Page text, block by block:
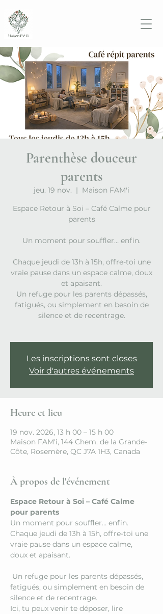
Parenthèse douceur
parents
jeu. 19 nov.
  |
Maison FAM'i
Espace Retour à Soi – Café Calme pour
parents
Un moment pour souffler… enfin.
Chaque jeudi de 13h à 15h, offre-toi une
vraie pause dans un espace calme, doux
et apaisant.
Un refuge pour les parents dépassés,
fatigués, ou simplement en besoin de
silence et de recentrage.
Les inscriptions sont closes
Voir d'autres événements
Heure et lieu
19 nov. 2026, 13 h 00 – 15 h 00
Maison FAM'i, 144 Chem. de la Grande-
Côte, Rosemère, QC J7A 1H3, Canada
À propos de l'événement
Espace Retour à Soi – Café Calme
pour parents
Un moment pour souffler… enfin.
Chaque jeudi de 13h à 15h, offre-toi une
vraie pause dans un espace calme,
doux et apaisant.
fatigués, ou simplement en besoin de
silence et de recentrage.
Ici, tu peux venir te déposer, lire